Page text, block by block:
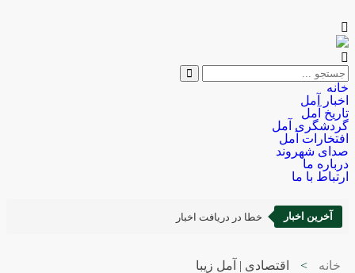
خانه
اخبار آمل
تاریخ آمل
گردشگری آمل
افتخارات آمل
صدای شهروند
درباره ما
ارتباط با ما
آخرین اخبار خطا در دریافت اخبار
خانه > اقتصادی | آمل زیبا